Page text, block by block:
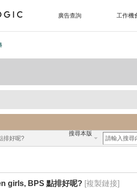
廣告查詢 工作機
搜尋本版
排好呢?
girls, BPS 點排好呢? [複製鏈接]